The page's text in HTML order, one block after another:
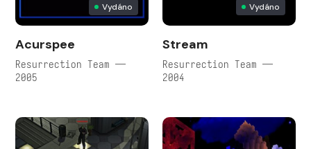
Vydáno
Acurspee
Resurrection Team —
2005
Vydáno
Stream
Resurrection Team —
2004